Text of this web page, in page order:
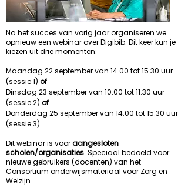
Na het succes van vorig jaar organiseren we
opnieuw een webinar over Digibib. Dit keer kun je
kiezen uit drie momenten:
Maandag 22 september van 14.00 tot 15.30 uur
(sessie 1) of
Dinsdag 23 september van 10.00 tot 11.30 uur
(sessie 2) of
Donderdag 25 september van 14.00 tot 15.30 uur
(sessie 3)
Dit webinar is vooraangesloten
scholen/organisaties. Speciaal bedoeld voor
nieuwe gebruikers (docenten) van het
Consortium onderwijsmateriaal voor Zorg en
Welzijn.